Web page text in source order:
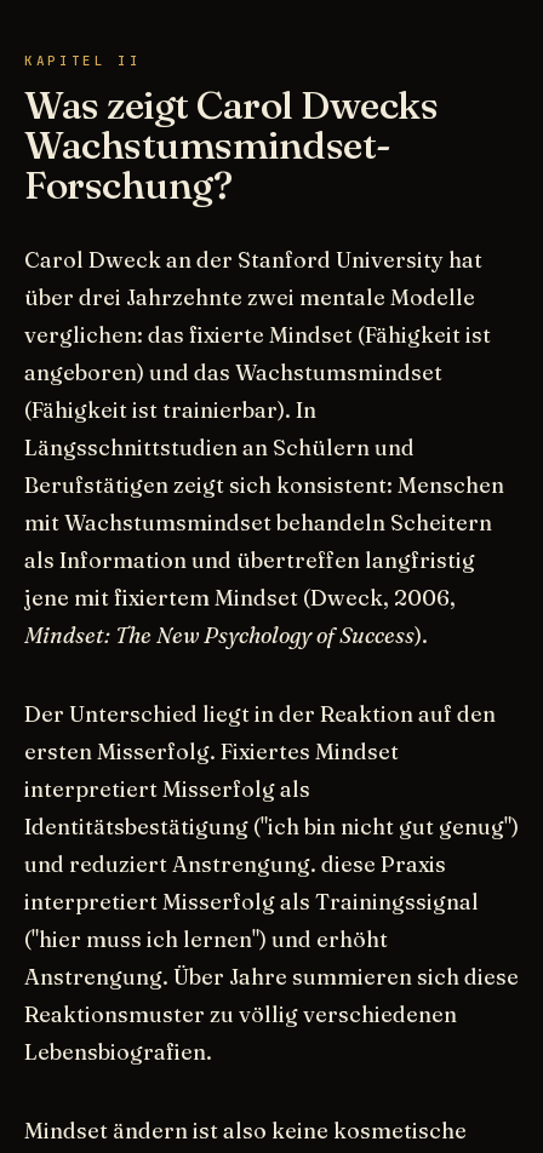
KAPITEL II
Was zeigt Carol Dwecks
Wachstumsmindset-
Forschung?
Carol Dweck an der Stanford University hat
über drei Jahrzehnte zwei mentale Modelle
verglichen: das fixierte Mindset (Fähigkeit ist
angeboren) und das Wachstumsmindset
(Fähigkeit ist trainierbar). In
Längsschnittstudien an Schülern und
Berufstätigen zeigt sich konsistent: Menschen
mit Wachstumsmindset behandeln Scheitern
als Information und übertreffen langfristig
jene mit fixiertem Mindset (Dweck, 2006,
Mindset: The New Psychology of Success).
Der Unterschied liegt in der Reaktion auf den
ersten Misserfolg. Fixiertes Mindset
interpretiert Misserfolg als
Identitätsbestätigung ("ich bin nicht gut genug")
und reduziert Anstrengung. diese Praxis
interpretiert Misserfolg als Trainingssignal
("hier muss ich lernen") und erhöht
Anstrengung. Über Jahre summieren sich diese
Reaktionsmuster zu völlig verschiedenen
Lebensbiografien.
Mindset ändern ist also keine kosmetische